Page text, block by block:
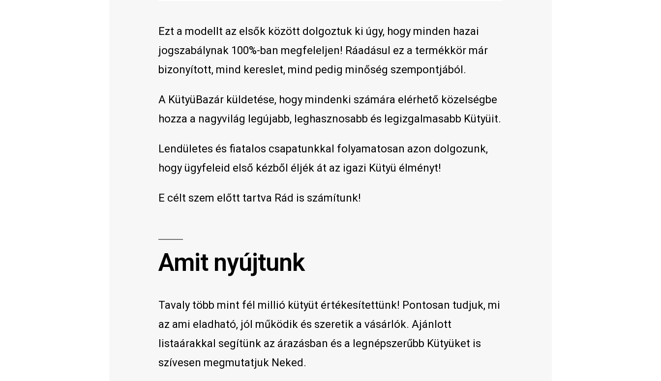
Ezt a modellt az elsők között dolgoztuk ki úgy, hogy minden hazai
jogszabálynak 100%-ban megfeleljen! Ráadásul ez a termékkör már
bizonyított, mind kereslet, mind pedig minőség szempontjából.
A KütyüBazár küldetése, hogy mindenki számára elérhető közelségbe
hozza a nagyvilág legújabb, leghasznosabb és legizgalmasabb Kütyüit.
Lendületes és fiatalos csapatunkkal folyamatosan azon dolgozunk,
hogy ügyfeleid első kézből éljék át az igazi Kütyü élményt!
E célt szem előtt tartva Rád is számítunk!
Amit nyújtunk
Tavaly több mint fél millió kütyüt értékesítettünk! Pontosan tudjuk, mi
az ami eladható, jól működik és szeretik a vásárlók. Ajánlott
listaárakkal segítünk az árazásban és a legnépszerűbb Kütyüket is
szívesen megmutatjuk Neked.